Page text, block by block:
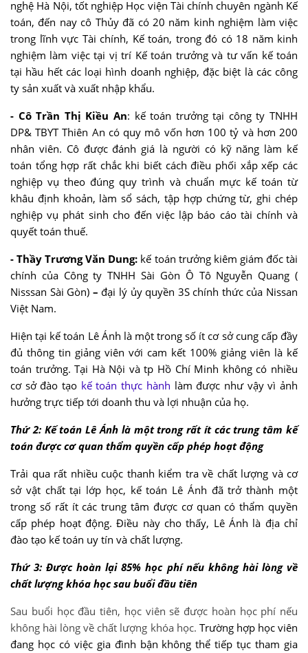
nghệ Hà Nội, tốt nghiệp Học viện Tài chính chuyên ngành Kế
toán, đến nay cô Thủy đã có 20 năm kinh nghiệm làm việc
trong lĩnh vực Tài chính, Kế toán, trong đó có 18 năm kinh
nghiệm làm việc tại vị trí Kế toán trưởng và tư vấn kế toán
tại hầu hết các loại hình doanh nghiệp, đặc biệt là các công
ty sản xuất và xuất nhập khẩu.
- Cô Trần Thị Kiều An: kế toán trưởng tại công ty TNHH
DP& TBYT Thiên An có quy mô vốn hơn 100 tỷ và hơn 200
nhân viên. Cô được đánh giá là người có kỹ năng làm kế
toán tổng hợp rất chắc khi biết cách điều phối xắp xếp các
nghiệp vụ theo đúng quy trình và chuẩn mực kế toán từ
khâu định khoản, làm sổ sách, tập hợp chứng từ, ghi chép
nghiệp vụ phát sinh cho đến việc lập báo cáo tài chính và
quyết toán thuế.
- Thầy Trương Văn Dung: kế toán trưởng kiêm giám đốc tài
chính của Công ty TNHH Sài Gòn Ô Tô Nguyễn Quang (
Nisssan Sài Gòn) –đại lý ủy quyền 3S chính thức của Nissan
Việt Nam.
Hiện tại kế toán Lê Ánh là một trong số ít cơ sở cung cấp đầy
đủ thông tin giảng viên với cam kết 100% giảng viên là kế
toán trưởng. Tại Hà Nội và tp Hồ Chí Minh không có nhiều
cơ sở đào tạo kế toán thực hành làm được như vậy vì ảnh
hưởng trực tiếp tới doanh thu và lợi nhuận của họ.
Thứ 2: Kế toán Lê Ánh là một trong rất ít các trung tâm kế
toán được cơ quan thẩm quyền cấp phép hoạt động
Trải qua rất nhiều cuộc thanh kiểm tra về chất lượng và cơ
sở vật chất tại lớp học, kế toán Lê Ánh đã trở thành một
trong số rất ít các trung tâm được cơ quan có thẩm quyền
cấp phép hoạt động. Điều này cho thấy, Lê Ánh là địa chỉ
đào tạo kế toán uy tín và chất lượng.
Thứ 3: Được hoàn lại 85% học phí nếu không hài lòng về
chất lượng khóa học sau buổi đầu tiên
Sau buổi học đầu tiên, học viên sẽ được hoàn học phí nếu
không hài lòng về chất lượng khóa học. Trường hợp học viên
đang học có việc gia đình bận không thể tiếp tục tham gia